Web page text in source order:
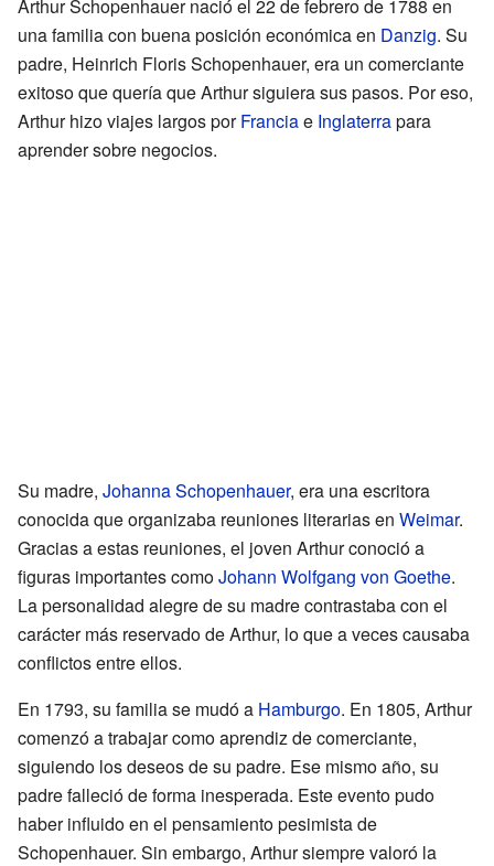
Arthur Schopenhauer nació el 22 de febrero de 1788 en
una familia con buena posición económica en Danzig. Su
padre, Heinrich Floris Schopenhauer, era un comerciante
exitoso que quería que Arthur siguiera sus pasos. Por eso,
Arthur hizo viajes largos porFranciae Inglaterrapara
aprender sobre negocios.
Su madre, Johanna Schopenhauer, era una escritora
conocida que organizaba reuniones literarias en Weimar.
Gracias a estas reuniones, el joven Arthur conoció a
figuras importantes comoJohann Wolfgang von Goethe.
La personalidad alegre de su madre contrastaba con el
carácter más reservado de Arthur, lo que a veces causaba
conflictos entre ellos.
En 1793, su familia se mudó a Hamburgo. En 1805, Arthur
comenzó a trabajar como aprendiz de comerciante,
siguiendo los deseos de su padre. Ese mismo año, su
padre falleció de forma inesperada. Este evento pudo
haber influido en el pensamiento pesimista de
Schopenhauer. Sin embargo, Arthur siempre valoró la